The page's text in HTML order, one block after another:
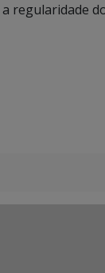
regularidade